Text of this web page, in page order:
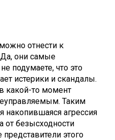
отнести к
они самые
подумаете, что это
истерики и скандалы.
какой-то момент
Таким
накопившаяся агрессия
от безысходности
этого